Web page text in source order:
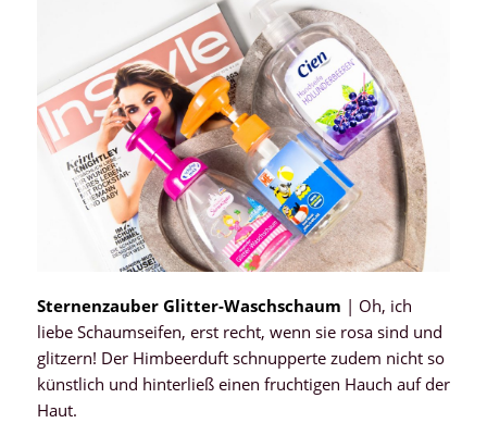
Sternenzauber Glitter-Waschschaum | Oh, ich
liebe Schaumseifen, erst recht, wenn sie rosa sind und
glitzern! Der Himbeerduft schnupperte zudem nicht so
künstlich und hinterließ einen fruchtigen Hauch auf der
Haut.